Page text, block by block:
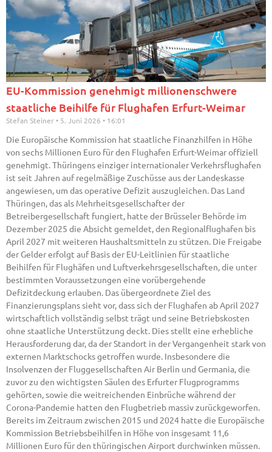
EU-Kommission genehmigt millionenschwere
staatliche Beihilfe für Flughafen Erfurt-Weimar
Stefan Steiner 5. Juni 2026 16:01
Die Europäische Kommission hat staatliche Finanzhilfen in Höhe
von sechs Millionen Euro für den Flughafen Erfurt-Weimar offiziell
genehmigt. Thüringens einziger internationaler Verkehrsflughafen
ist seit Jahren auf regelmäßige Zuschüsse aus der Landeskasse
angewiesen, um das operative Defizit auszugleichen. Das Land
Thüringen, das als Mehrheitsgesellschafter der
Betreibergesellschaft fungiert, hatte der Brüsseler Behörde im
Dezember 2025 die Absicht gemeldet, den Regionalflughafen bis
April 2027 mit weiteren Haushaltsmitteln zu stützen. Die Freigabe
der Gelder erfolgt auf Basis der EU-Leitlinien für staatliche
Beihilfen für Flughäfen und Luftverkehrsgesellschaften, die unter
bestimmten Voraussetzungen eine vorübergehende
Defizitdeckung erlauben. Das übergeordnete Ziel des
Finanzierungsplans sieht vor, dass sich der Flughafen ab April 2027
wirtschaftlich vollständig selbst trägt und seine Betriebskosten
ohne staatliche Unterstützung deckt. Dies stellt eine erhebliche
Herausforderung dar, da der Standort in der Vergangenheit stark von
externen Marktschocks getroffen wurde. Insbesondere die
Insolvenzen der Fluggesellschaften Air Berlin und Germania, die
zuvor zu den wichtigsten Säulen des Erfurter Flugprogramms
gehörten, sowie die weitreichenden Einbrüche während der
Corona-Pandemie hatten den Flugbetrieb massiv zurückgeworfen.
Bereits im Zeitraum zwischen 2015 und 2024 hatte die Europäische
Kommission Betriebsbeihilfen in Höhe von insgesamt 11,6
Millionen Euro für den thüringischen Airport durchwinken müssen.